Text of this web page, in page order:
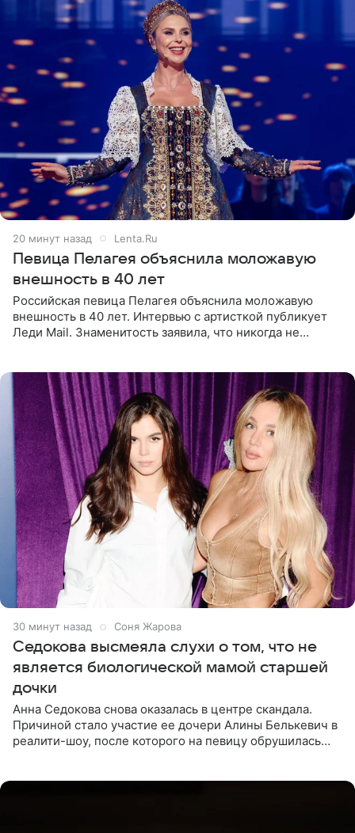
20 минут назад Lenta.Ru
Певица Пелагея объяснила моложавую
внешность в 40 лет
Российская певица Пелагея объяснила моложавую
внешность в 40 лет. Интервью с артисткой публикует
Леди Mail. Знаменитость заявила, что никогда не
30 минут назад Соня Жарова
Седокова высмеяла слухи о том, что не
является биологической мамой старшей
дочки
Анна Седокова снова оказалась в центре скандала.
Причиной стало участие ее дочери Алины Белькевич в
реалити-шоу, после которого на певицу обрушилась